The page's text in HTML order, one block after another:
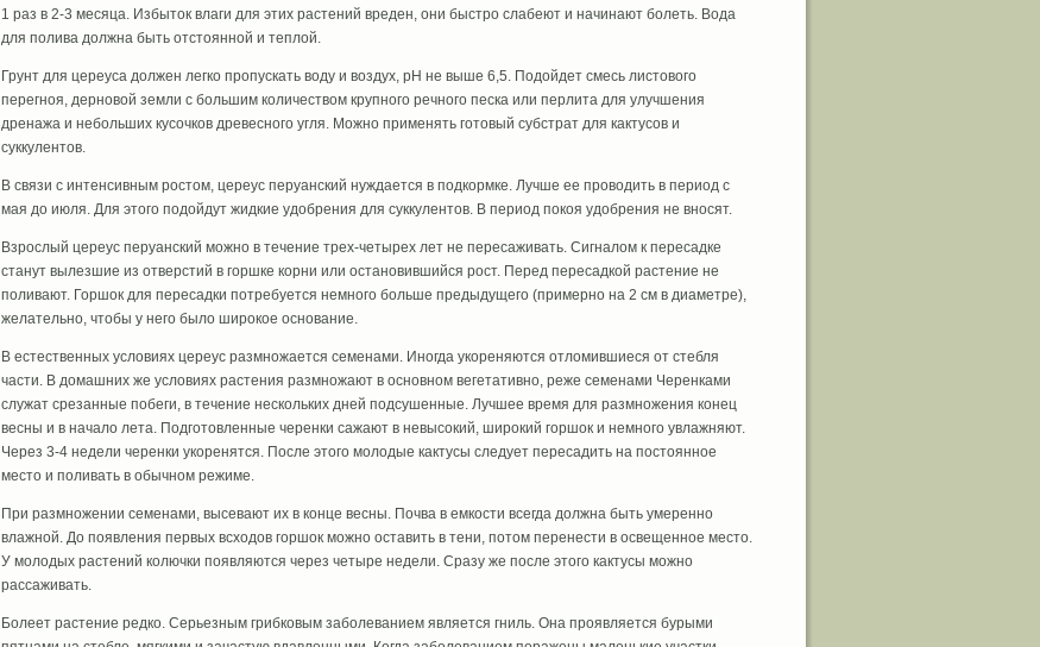
1 раз в 2-3 месяца. Избыток влаги для этих растений вреден, они быстро слабеют и начинают болеть. Вода
для полива должна быть отстоянной и теплой.
Грунт для цереуса должен легко пропускать воду и воздух, рН не выше 6,5. Подойдет смесь листового
перегноя, дерновой земли с большим количеством крупного речного песка или перлита для улучшения
дренажа и небольших кусочков древесного угля. Можно применять готовый субстрат для кактусов и
суккулентов.
В связи с интенсивным ростом, цереус перуанский нуждается в подкормке. Лучше ее проводить в период с
мая до июля. Для этого подойдут жидкие удобрения для суккулентов. В период покоя удобрения не вносят.
Взрослый цереус перуанский можно в течение трех-четырех лет не пересаживать. Сигналом к пересадке
станут вылезшие из отверстий в горшке корни или остановившийся рост. Перед пересадкой растение не
поливают. Горшок для пересадки потребуется немного больше предыдущего (примерно на 2 см в диаметре),
желательно, чтобы у него было широкое основание.
В естественных условиях цереус размножается семенами. Иногда укореняются отломившиеся от стебля
части. В домашних же условиях растения размножают в основном вегетативно, реже семенами Черенками
служат срезанные побеги, в течение нескольких дней подсушенные. Лучшее время для размножения конец
весны и в начало лета. Подготовленные черенки сажают в невысокий, широкий горшок и немного увлажняют.
Через 3-4 недели черенки укоренятся. После этого молодые кактусы следует пересадить на постоянное
место и поливать в обычном режиме.
При размножении семенами, высевают их в конце весны. Почва в емкости всегда должна быть умеренно
влажной. До появления первых всходов горшок можно оставить в тени, потом перенести в освещенное место.
У молодых растений колючки появляются через четыре недели. Сразу же после этого кактусы можно
рассаживать.
Болеет растение редко. Серьезным грибковым заболеванием является гниль. Она проявляется бурыми